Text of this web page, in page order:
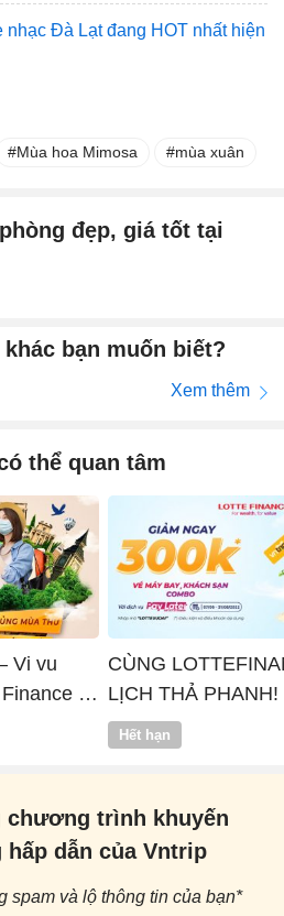
nhạc Đà Lạt đang HOT nhất hiện
Mùa hoa Mimosa mùa xuân
đẹp, giá tốt tại
bạn muốn biết?
Xem thêm
thể quan tâm
Vi vu
x
CÙNG
LỊCH THẢ PHANH!
Hết hạn
trình khuyến
hấp dẫn của Vntrip
spam và lộ thông tin của bạn*